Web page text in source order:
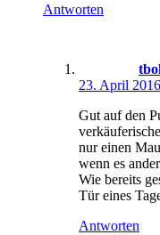
Antworten
23. April
Gut auf den
nur einen
wenn es
Wie bereits
Tür eines
Antworten